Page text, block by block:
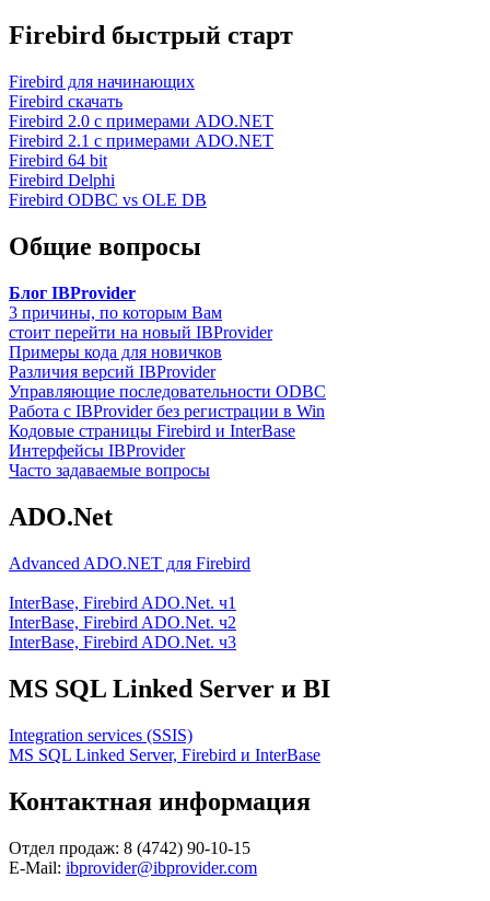
Firebird быстрый старт
Firebird для начинающих
Firebird скачать
Firebird 2.0 с примерами ADO.NET
Firebird 2.1 с примерами ADO.NET
Firebird 64 bit
Firebird Delphi
Firebird ODBC vs OLE DB
Общие вопросы
Блог IBProvider
3 причины, по которым Вам
стоит перейти на новый IBProvider
Примеры кода для новичков
Различия версий IBProvider
Управляющие последовательности ODBC
Работа с IBProvider без регистрации в Win
Кодовые страницы Firebird и InterBase
Интерфейсы IBProvider
Часто задаваемые вопросы
ADO.Net
Advanced ADO.NET для Firebird
InterBase, Firebird ADO.Net. ч1
InterBase, Firebird ADO.Net. ч2
InterBase, Firebird ADO.Net. ч3
MS SQL Linked Server и BI
Integration services (SSIS)
MS SQL Linked Server, Firebird и InterBase
Контактная информация
Отдел продаж: 8 (4742) 90-10-15
E-Mail: ibprovider@ibprovider.com